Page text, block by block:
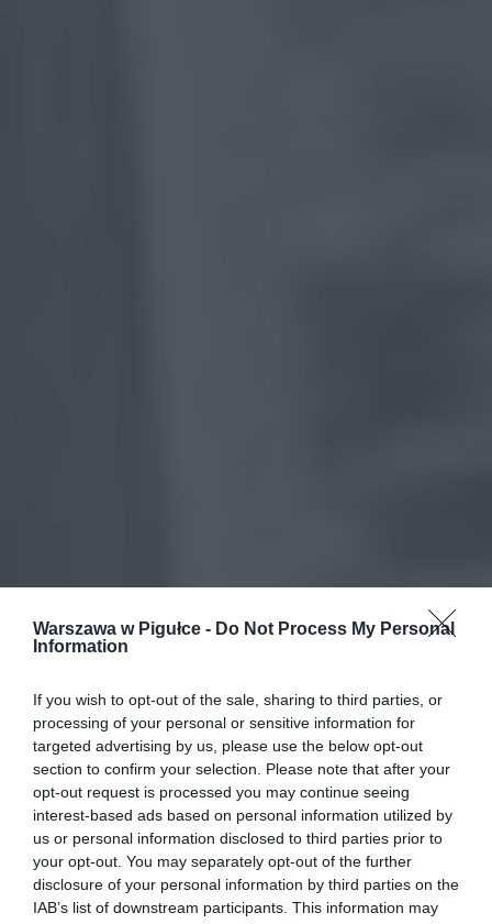
Warszawa w Pigułce - Do Not Process My Personal
Information
If you wish to opt-out of the sale, sharing to third parties, or
processing of your personal or sensitive information for
targeted advertising by us, please use the below opt-out
section to confirm your selection. Please note that after your
opt-out request is processed you may continue seeing
interest-based ads based on personal information utilized by
us or personal information disclosed to third parties prior to
your opt-out. You may separately opt-out of the further
disclosure of your personal information by third parties on the
IAB’s list of downstream participants. This information may